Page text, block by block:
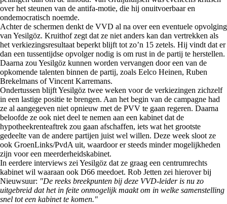
over het steunen van de antifa-motie, die hij onuitvoerbaar en
ondemocratisch noemde.
Achter de schermen denkt de VVD al na over een eventuele opvolging
van Yesilgöz. Kruithof zegt dat ze niet anders kan dan vertrekken als
het verkiezingsresultaat beperkt blijft tot zo’n 15 zetels. Hij vindt dat er
dan een tussentijdse opvolger nodig is om rust in de partij te herstellen.
Daarna zou Yesilgöz kunnen worden vervangen door een van de
opkomende talenten binnen de partij, zoals Eelco Heinen, Ruben
Brekelmans of Vincent Karremans.
Ondertussen blijft Yesilgöz twee weken voor de verkiezingen zichzelf
in een lastige positie te brengen. Aan het begin van de campagne had
ze al aangegeven niet opnieuw met de PVV te gaan regeren. Daarna
beloofde ze ook niet deel te nemen aan een kabinet dat de
hypotheekrenteaftrek zou gaan afschaffen, iets wat het grootste
gedeelte van de andere partijen juist wel willen. Deze week sloot ze
ook GroenLinks/PvdA uit, waardoor er steeds minder mogelijkheden
zijn voor een meerderheidskabinet.
In eerdere interviews zei Yesilgöz dat ze graag een centrumrechts
kabinet wil waaraan ook D66 meedoet. Rob Jetten zei hierover bij
Nieuwsuur: "De reeks breekpunten bij deze VVD-leider is nu zo
uitgebreid dat het in feite onmogelijk maakt om in welke samenstelling
snel tot een kabinet te komen."